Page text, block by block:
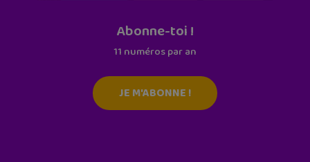
Abonne-toi !
11 numéros par an
JE M'ABONNE !